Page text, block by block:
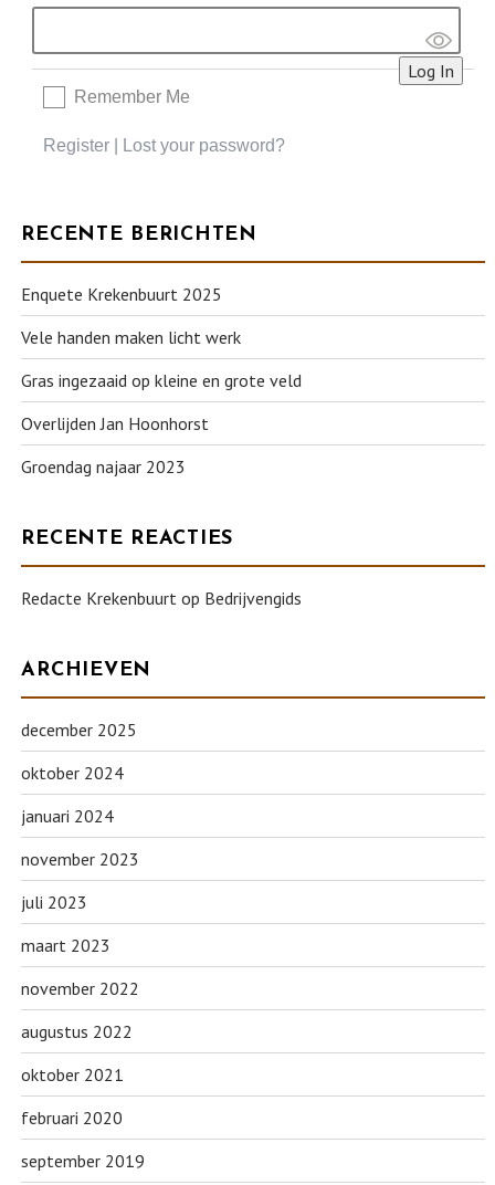
Remember Me
Register Lost your password?
RECENTE BERICHTEN
Enquete Krekenbuurt 2025
Vele handen maken licht werk
Gras ingezaaid op kleine en grote veld
Overlijden Jan Hoonhorst
Groendag najaar 2023
RECENTE REACTIES
Redacte Krekenbuurt op Bedrijvengids
ARCHIEVEN
december 2025
oktober 2024
januari 2024
november 2023
juli 2023
maart 2023
november 2022
augustus 2022
oktober 2021
februari 2020
september 2019